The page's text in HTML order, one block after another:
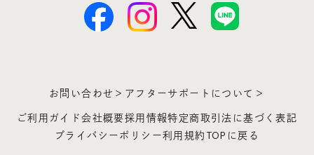
お問い合わせ＞ アフターサポートについて＞
ご利用ガイド会社概要採用情報特定商取引法に基づく表記
プライバシーポリシー利用規約 TOPに戻る